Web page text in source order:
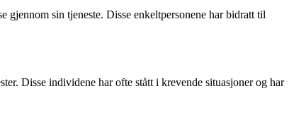
gjennom sin tjeneste. Disse enkeltpersonene har bidratt til
Disse individene har ofte stått i krevende situasjoner og har